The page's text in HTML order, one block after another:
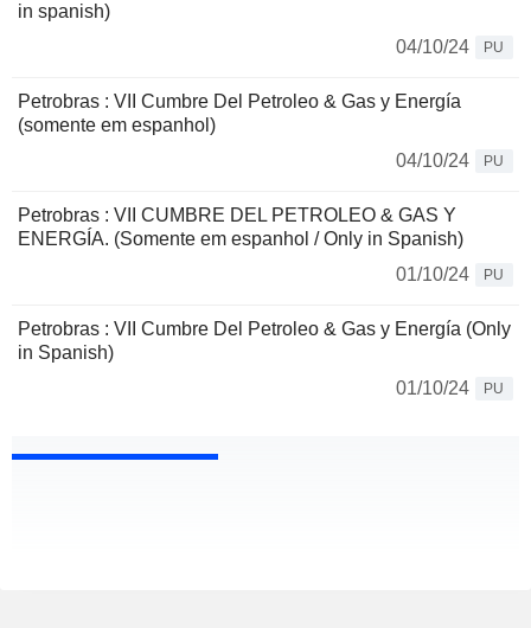
in spanish)
04/10/24
PU
Petrobras : VII Cumbre Del Petroleo & Gas y Energía
(somente em espanhol)
04/10/24
PU
Petrobras : VII CUMBRE DEL PETROLEO & GAS Y
ENERGÍA. (Somente em espanhol / Only in Spanish)
01/10/24
PU
Petrobras : VII Cumbre Del Petroleo & Gas y Energía (Only
in Spanish)
01/10/24
PU